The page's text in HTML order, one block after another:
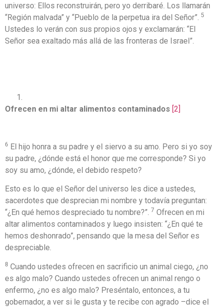
universo: Ellos reconstruirán, pero yo derribaré. Los llamarán
“Región malvada” y “Pueblo de la perpetua ira del Señor”. 5
Ustedes lo verán con sus propios ojos y exclamarán: “El
Señor sea exaltado más allá de las fronteras de Israel”.
Ofrecen en mi altar alimentos contaminados [2]
6 El hijo honra a su padre y el siervo a su amo. Pero si yo soy
su padre, ¿dónde está el honor que me corresponde? Si yo
soy su amo, ¿dónde, el debido respeto?
Esto es lo que el Señor del universo les dice a ustedes,
sacerdotes que desprecian mi nombre y todavía preguntan:
“¿En qué hemos despreciado tu nombre?”. 7 Ofrecen en mi
altar alimentos contaminados y luego insisten: “¿En qué te
hemos deshonrado”, pensando que la mesa del Señor es
despreciable.
8 Cuando ustedes ofrecen en sacrificio un animal ciego, ¿no
es algo malo? Cuando ustedes ofrecen un animal rengo o
enfermo, ¿no es algo malo? Preséntalo, entonces, a tu
gobernador, a ver si le gusta y te recibe con agrado –dice el